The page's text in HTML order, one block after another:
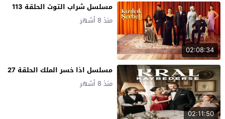
02:08:34
مسلسل شراب التوت الحلقة 113
منذ 8 أشهر
02:11:50
مسلسل اذا خسر الملك الحلقة 27
منذ 8 أشهر